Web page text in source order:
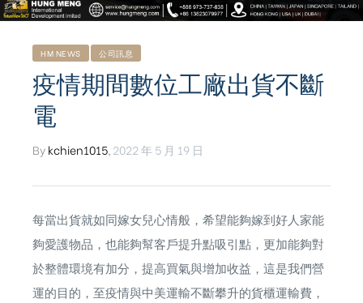
HM NEWS 公司訊息
疫情期間數位工廠出貨不斷
電
Bykchien1015 2022 年 5 月 19 日
每當出貨就如同嫁女兒心情般，希望能夠嫁到好人家能
夠愛護物品，也能夠幫客戶提升點吸引點，更加能夠對
於整體環境有加分，提高買氣與增加收益，這是我們營
運的目的，至疫情與中美運輸不斷攀升的貨櫃運輸費，